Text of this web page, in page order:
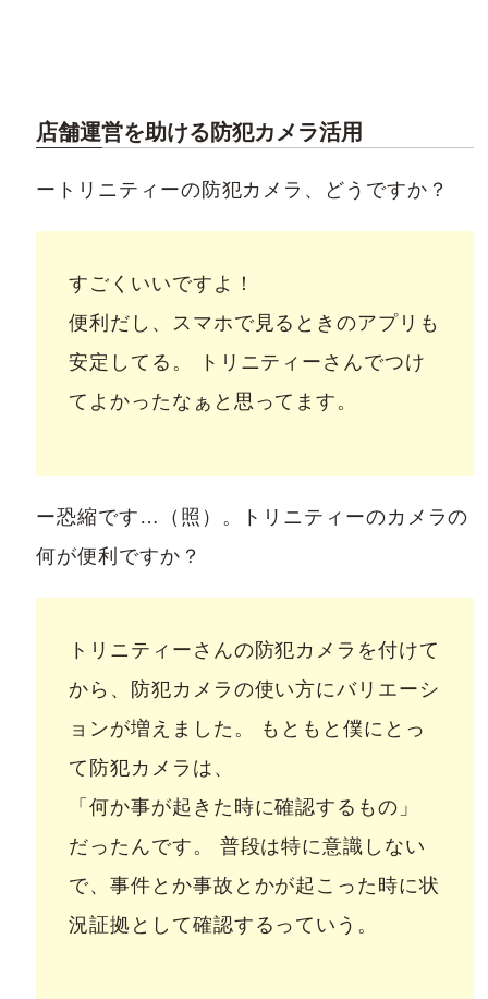
店舗運営を助ける防犯カメラ活用
ートリニティーの防犯カメラ、どうですか？
すごくいいですよ！
便利だし、スマホで見るときのアプリも
安定してる。 トリニティーさんでつけ
てよかったなぁと思ってます。
ー恐縮です…（照）。トリニティーのカメラの
何が便利ですか？
トリニティーさんの防犯カメラを付けて
から、防犯カメラの使い方にバリエーシ
ョンが増えました。 もともと僕にとっ
て防犯カメラは、
「何か事が起きた時に確認するもの」
だったんです。 普段は特に意識しない
で、事件とか事故とかが起こった時に状
況証拠として確認するっていう。